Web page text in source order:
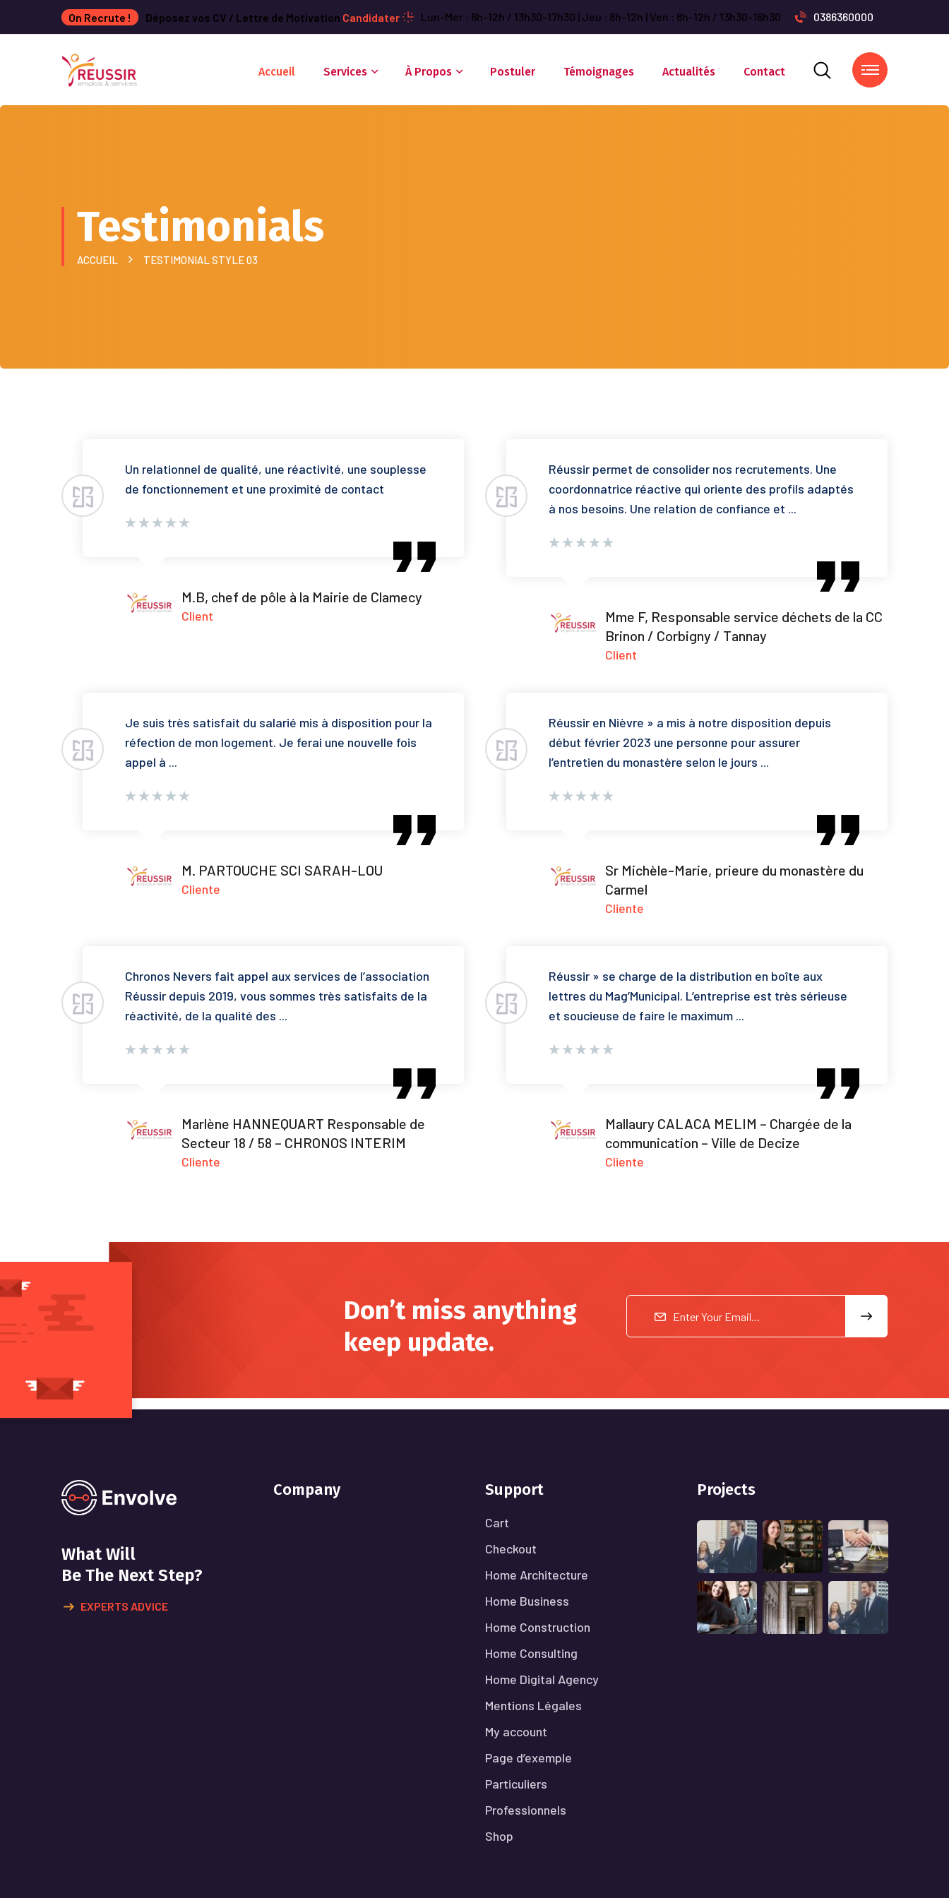
On Recrute ! Déposez vos CV / Lettre de Motivation Candidater Lun-Mer : 8h-12h / 13h30-17h30 | Jeu : 8h-12h | Ven : 8h-12h / 13h30-16h30 0386360000
Accueil Services À Propos Postuler Témoignages Actualités Contact
Testimonials
ACCUEIL TESTIMONIAL STYLE 03
Un relationnel de qualité, une réactivité, une souplesse
de fonctionnement et une proximité de contact
M.B, chef de pôle à la Mairie de Clamecy
Client
Réussir permet de consolider nos recrutements. Une
coordonnatrice réactive qui oriente des profils adaptés
à nos besoins. Une relation de confiance et ...
Mme F, Responsable service déchets de la CC
Brinon / Corbigny / Tannay
Client
Je suis très satisfait du salarié mis à disposition pour la
réfection de mon logement. Je ferai une nouvelle fois
appel à ...
M. PARTOUCHE SCI SARAH-LOU
Cliente
Réussir en Nièvre » a mis à notre disposition depuis
début février 2023 une personne pour assurer
l’entretien du monastère selon le jours ...
Sr Michèle-Marie, prieure du monastère du
Carmel
Cliente
Chronos Nevers fait appel aux services de l’association
Réussir depuis 2019, vous sommes très satisfaits de la
réactivité, de la qualité des ...
Marlène HANNEQUART Responsable de
Secteur 18 / 58 – CHRONOS INTERIM
Cliente
Réussir » se charge de la distribution en boîte aux
lettres du Mag’Municipal. L’entreprise est très sérieuse
et soucieuse de faire le maximum ...
Mallaury CALACA MELIM – Chargée de la
communication – Ville de Decize
Cliente
Don’t miss anything
keep update.
What Will
Be The Next Step?
EXPERTS ADVICE
Company Support
Cart
Checkout
Home Architecture
Home Business
Home Construction
Home Consulting
Home Digital Agency
Mentions Légales
My account
Page d’exemple
Particuliers
Professionnels
Shop
Projects